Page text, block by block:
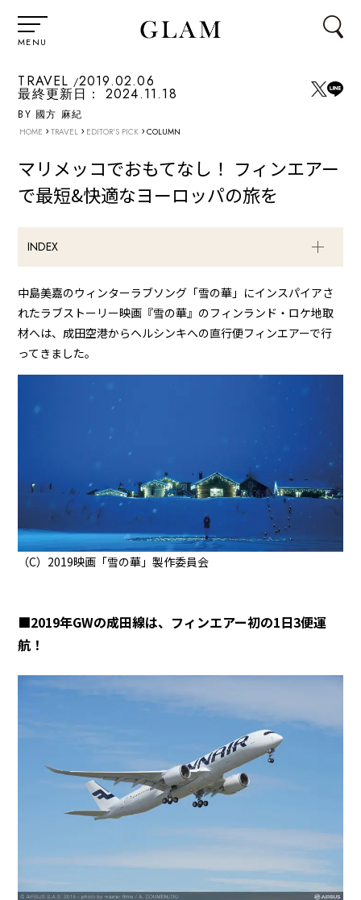
MENU
TRAVEL 2019.02.06
最終更新日： 2024.11.18
BY 國方 麻紀
HOME › TRAVEL › EDITOR'S PICK › COLUMN
マリメッコでおもてなし！ フィンエアー
で最短&快適なヨーロッパの旅を
INDEX
中島美嘉のウィンターラブソング「雪の華」にインスパイアさ
れたラブストーリー映画 『雪の華』のフィンランド・ロケ地取
材へは、成田空港からヘルシンキへの直行便フィンエアーで行
ってきました。
（C）2019映画「雪の華」製作委員会
■2019年GWの成田線は、フィンエアー初の1日3便運
航！